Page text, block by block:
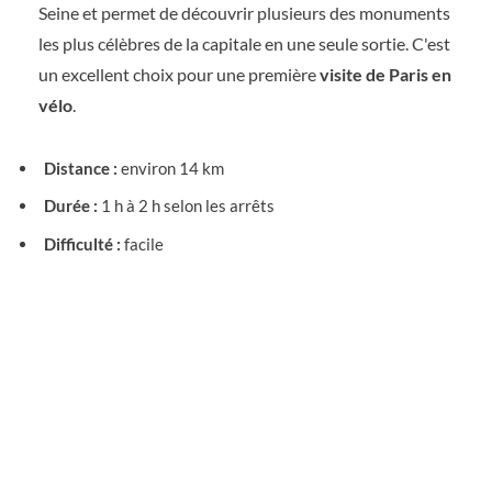
Seine et permet de découvrir plusieurs des monuments
les plus célèbres de la capitale en une seule sortie. C'est
un excellent choix pour une premièrevisite de Paris en
vélo.
Distance : environ 14 km
Durée : 1 h à 2 h selon les arrêts
Difficulté : facile